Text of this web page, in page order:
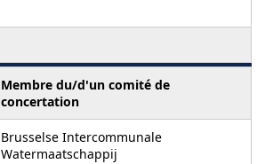
Membre du/d'un comité de
concertation
Brusselse Intercommunale
Watermaatschappij